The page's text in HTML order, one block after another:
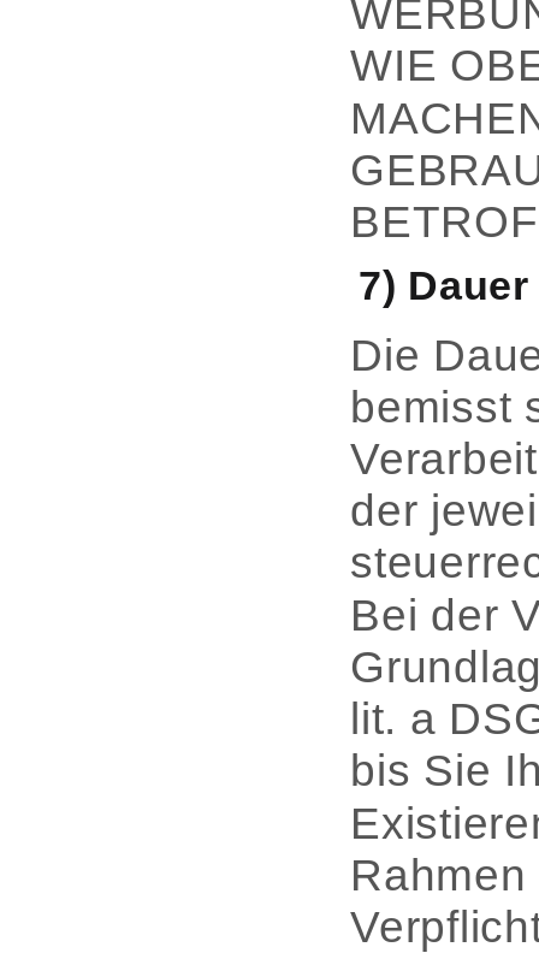
WIE
7)
Die
bemisst
der
Bei der
lit. a
bis Sie